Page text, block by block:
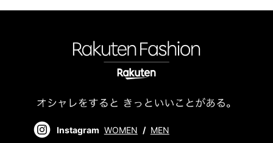
Instagram WOMEN / MEN